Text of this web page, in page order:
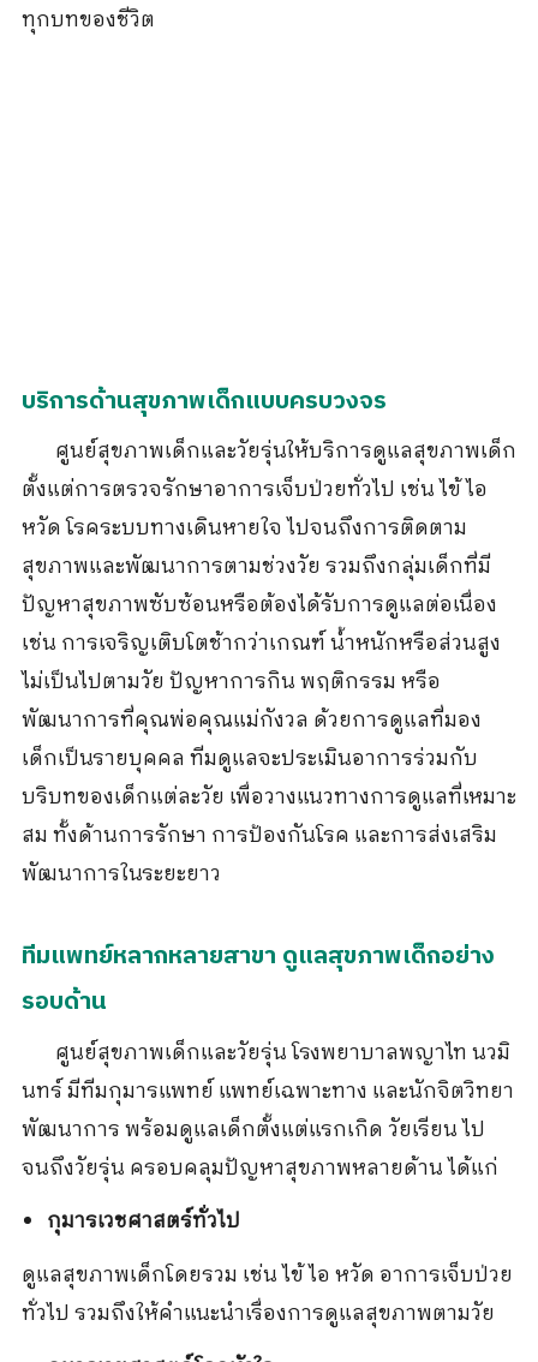
ทุกบทของชีวิต
บริการด้านสุขภาพเด็กแบบครบวงจร
ศูนย์สุขภาพเด็กและวัยรุ่นให้บริการดูแลสุขภาพเด็ก
ตั้งแต่การตรวจรักษาอาการเจ็บป่วยทั่วไป เช่น ไข้ ไอ
หวัด โรคระบบทางเดินหายใจ ไปจนถึงการติดตาม
สุขภาพและพัฒนาการตามช่วงวัย รวมถึงกลุ่มเด็กที่มี
ปัญหาสุขภาพซับซ้อนหรือต้องได้รับการดูแลต่อเนื่อง
เช่น การเจริญเติบโตช้ากว่าเกณฑ์ น้ำหนักหรือส่วนสูง
ไม่เป็นไปตามวัย ปัญหาการกิน พฤติกรรม หรือ
พัฒนาการที่คุณพ่อคุณแม่กังวล ด้วยการดูแลที่มอง
เด็กเป็นรายบุคคล ทีมดูแลจะประเมินอาการร่วมกับ
บริบทของเด็กแต่ละวัย เพื่อวางแนวทางการดูแลที่เหมาะ
สม ทั้งด้านการรักษา การป้องกันโรค และการส่งเสริม
พัฒนาการในระยะยาว
ทีมแพทย์หลากหลายสาขา ดูแลสุขภาพเด็กอย่าง
รอบด้าน
ศูนย์สุขภาพเด็กและวัยรุ่น โรงพยาบาลพญาไท นวมิ
นทร์ มีทีมกุมารแพทย์ แพทย์เฉพาะทาง และนักจิตวิทยา
พัฒนาการ พร้อมดูแลเด็กตั้งแต่แรกเกิด วัยเรียน ไป
จนถึงวัยรุ่น ครอบคลุมปัญหาสุขภาพหลายด้าน ได้แก่
กุมารเวชศาสตร์ทั่วไป
ดูแลสุขภาพเด็กโดยรวม เช่น ไข้ ไอ หวัด อาการเจ็บป่วย
ทั่วไป รวมถึงให้คำแนะนำเรื่องการดูแลสุขภาพตามวัย